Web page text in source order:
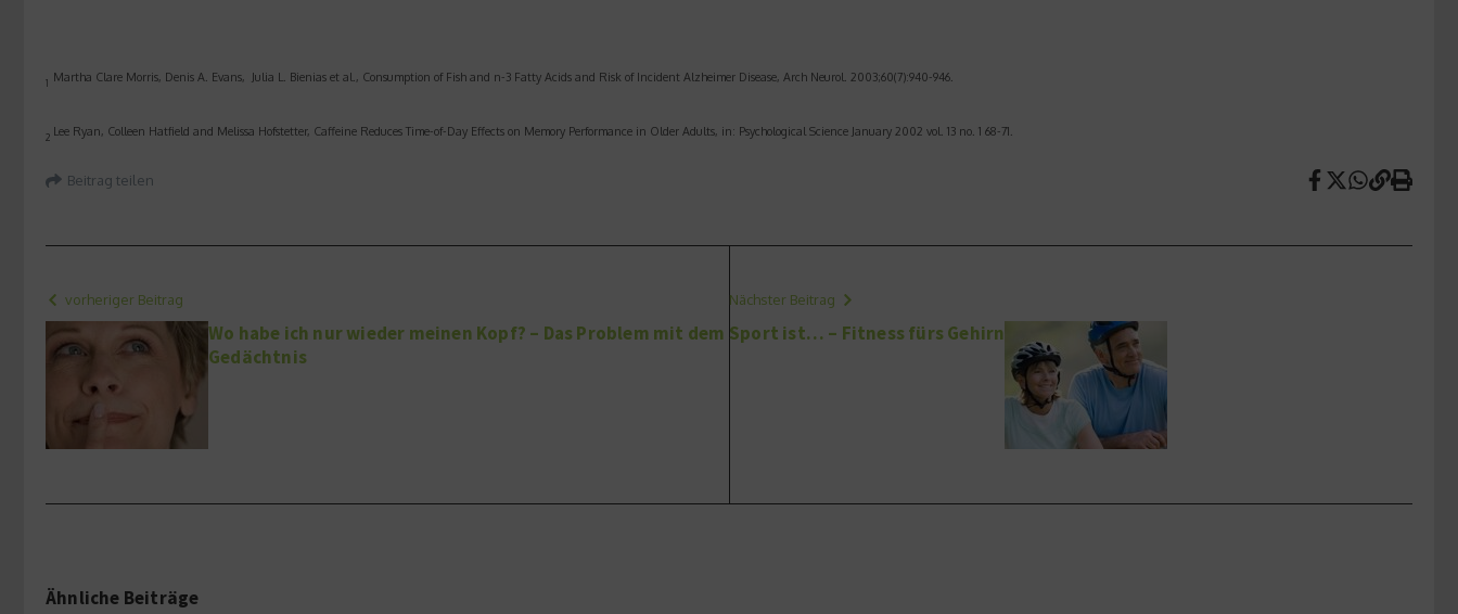
1 Martha Clare Morris, Denis A. Evans, Julia L. Bienias et al., Consumption of Fish and n-3 Fatty Acids and Risk of Incident Alzheimer Disease, Arch Neurol. 2003;60(7):940-946.
2 Lee Ryan, Colleen Hatfield and Melissa Hofstetter, Caffeine Reduces Time-of-Day Effects on Memory Performance in Older Adults, in: Psychological Science January 2002 vol. 13 no. 1 68-71.
Beitrag teilen
vorheriger Beitrag
Wo habe ich nur wieder meinen Kopf? – Das Problem mit dem
Gedächtnis
Nächster Beitrag
Sport ist… – Fitness fürs Gehirn
Ähnliche Beiträge